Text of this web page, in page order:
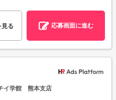
見る 応募画面に進む
イ学館 熊本支店